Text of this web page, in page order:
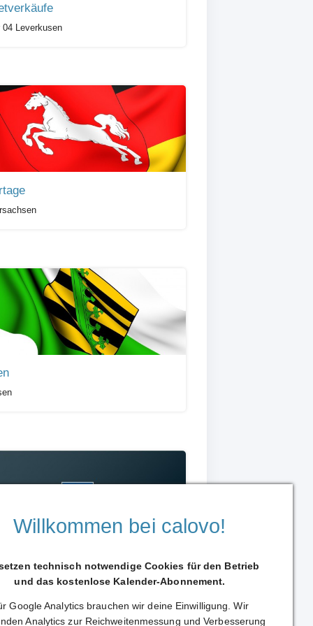
04 Leverkusen
Willkommen bei calovo!
technisch notwendige Cookies für den Betrieb
und das kostenlose Kalender-Abonnement.
Google Analytics brauchen wir deine Einwilligung. Wir
Analytics zur Reichweitenmessung und Verbesserung